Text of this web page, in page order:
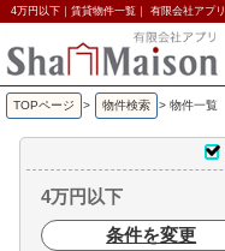
4万円以下｜賃貸物件一覧｜ 有限会社アプリ
TOPページ > 物件検索 > 物件一覧
4万円以下
条件を変更